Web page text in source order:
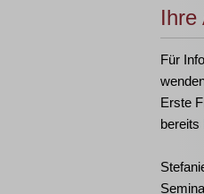
Ihre
Für
Erste
bereits